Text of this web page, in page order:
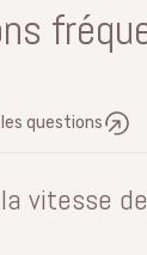
questions
vitesse